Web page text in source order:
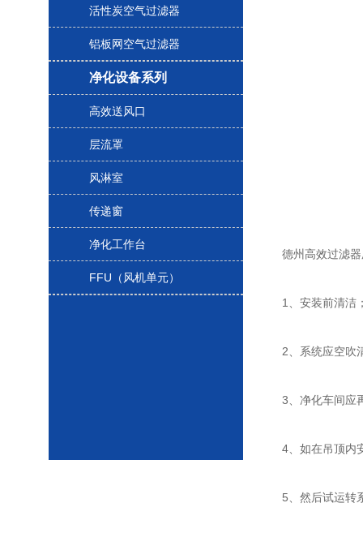
活性炭空气过滤器
铝板网空气过滤器
净化设备系列
高效送风口
层流罩
风淋室
传递窗
净化工作台
FFU（风机单元）
德州高效过滤器厂
1、安装前清洁
2、系统应空吹
3、净化车间应再
4、如在吊顶内安
5、然后试运转系